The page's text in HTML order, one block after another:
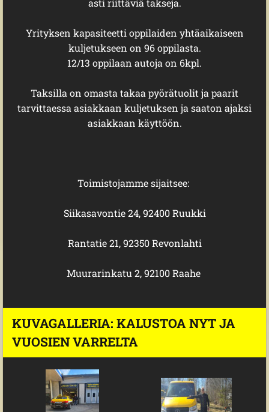
Yrityksen kapasiteetti oppilaiden yhtäaikaiseen
kuljetukseen on 96 oppilasta.
12/13 oppilaan autoja on 6kpl.
Taksilla on omasta takaa pyörätuolit ja paarit
tarvittaessa asiakkaan kuljetuksen ja saaton ajaksi
asiakkaan käyttöön.
Toimistojamme sijaitsee:
Siikasavontie 24, 92400 Ruukki
Rantatie 21, 92350 Revonlahti
Muurarinkatu 2, 92100 Raahe
KUVAGALLERIA: KALUSTOA NYT JA
VUOSIEN VARRELTA